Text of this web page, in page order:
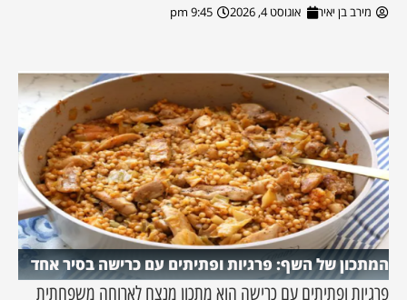
מירב בן יאיר אוגוסט 4, 2026 9:45 pm
המתכון של השף: פרגיות ופתיתים עם כרישה בסיר אחד
פרגיות ופתיתים עם כרישה הוא מתכון מנצח לארוחה משפחתית